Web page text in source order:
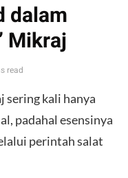
dalam
Mikraj
read
sering kali hanya
padahal esensinya
perintah salat